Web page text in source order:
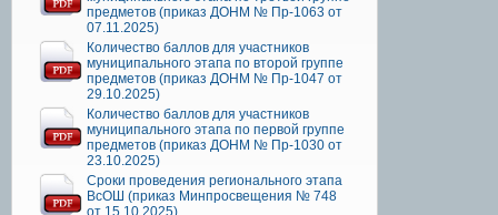
предметов (приказ ДОНМ № Пр-1063 от
07.11.2025)
Количество баллов для участников
муниципального этапа по второй группе
предметов (приказ ДОНМ № Пр-1047 от
29.10.2025)
Количество баллов для участников
муниципального этапа по первой группе
предметов (приказ ДОНМ № Пр-1030 от
23.10.2025)
Сроки проведения регионального этапа
ВсОШ (приказ Минпросвещения № 748
от 15.10.2025)